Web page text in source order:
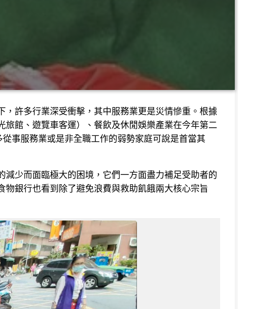
許多行業深受衝擊，其中服務業更是災情慘重。根據
館、遊覽車客運）、餐飲及休閒娛樂產業在今年第二
事服務業或是非全職工作的弱勢家庭可說是首當其
少而面臨極大的困境，它們一方面盡力補足受助者的
銀行也看到除了避免浪費與救助飢餓兩大核心宗旨